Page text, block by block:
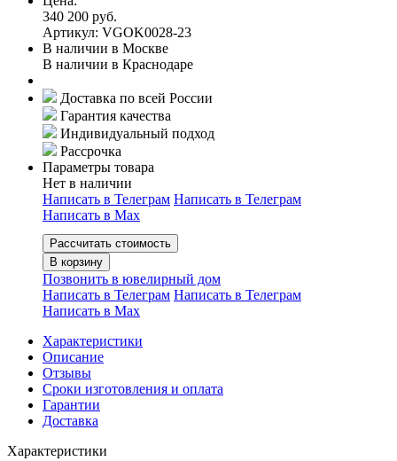
340 200 руб.
Артикул: VGOK0028-23
В наличии в Москве
В наличии в Краснодаре
Доставка по всей России
Гарантия качества
Индивидуальный подход
Рассрочка
Параметры товара
Нет в наличии
Написать в Телеграм Написать в Телеграм
Написать в Мах
Рассчитать стоимость
В корзину
Позвонить в ювелирный дом
Написать в Телеграм Написать в Телеграм
Написать в Мах
Характеристики
Описание
Отзывы
Сроки изготовления и оплата
Гарантии
Доставка
Характеристики